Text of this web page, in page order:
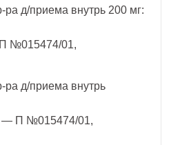
ра д/приема внутрь 200 мг:
№015474/01,
ра д/приема внутрь
— П №015474/01,